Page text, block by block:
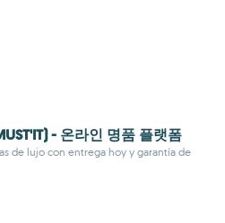
- 온라인 명품 플랫폼
de lujo con entrega hoy y garantía de